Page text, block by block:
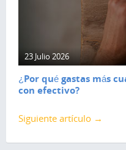
23 Julio 2026
¿Por qué gastas más
con efectivo?
Siguiente artículo →